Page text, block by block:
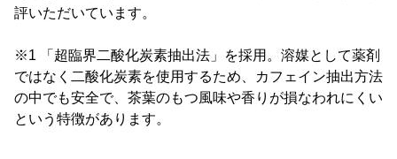
評いただいています。
※1 「超臨界二酸化炭素抽出法」を採用。溶媒として薬剤
ではなく二酸化炭素を使用するため、カフェイン抽出方法
の中でも安全で、茶葉のもつ風味や香りが損なわれにくい
という特徴があります。